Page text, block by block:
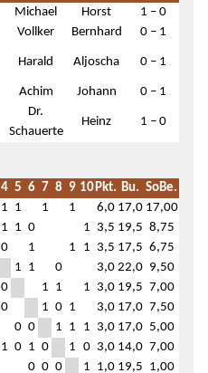
Michael Horst
1 – 0
Vollker Bernhard 0 – 1
Harald Aljoscha 0 – 1
Achim Johann 0 – 1
Dr.
Schauerte
Heinz 1 – 0
4 5 6 7 8 9 10Pkt. Bu. SoBe.
1 1 1 1 6,0 17,0 17,00
1 1 0 1 3,5 19,5 8,75
0 1 1 1 3,5 17,5 6,75
1 1 0 3,0 22,0 9,50
0 1 1 1 3,0 19,5 7,00
0 1 0 1 3,0 17,0 7,50
0 0 1 1 1 3,0 17,0 5,00
1 0 1 0 1 0 3,0 14,0 7,00
0 0 0 1 1,0 19,5 1,00